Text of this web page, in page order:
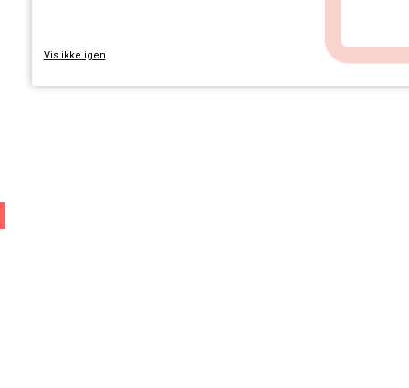
Vis ikke igen